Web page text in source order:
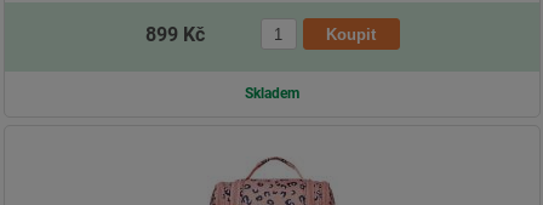
899 Kč
Skladem